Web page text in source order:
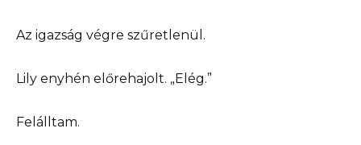
Az igazság végre szűretlenül.
Lily enyhén előrehajolt. „Elég.”
Felálltam.